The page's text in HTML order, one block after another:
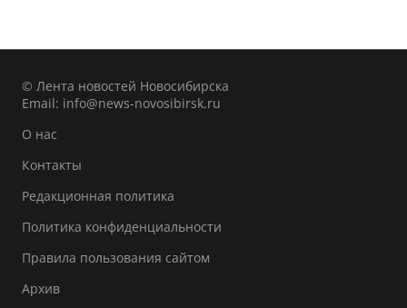
© Лента новостей Новосибирска
Email: info@news-novosibirsk.ru
О нас
Контакты
Редакционная политика
Политика конфиденциальности
Правила пользования сайтом
Архив